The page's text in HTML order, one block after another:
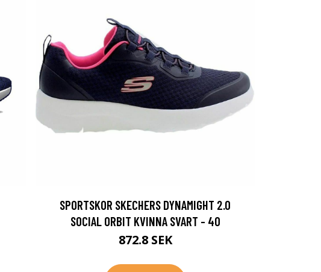
SPORTSKOR SKECHERS DYNAMIGHT 2.0
SOCIAL ORBIT KVINNA SVART - 40
872.8 SEK